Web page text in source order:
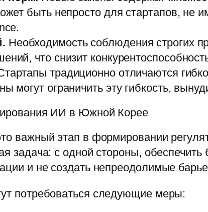
быть непросто для стартапов,
Необходимость соблюдения строгих
что снизит
традиционно отличаются
могут ограничить эту гибкость,
ИИ в Южной Корее
важный этап в формировании
задача: с одной стороны,
и не создать непреодолимые
потребоваться следующие меры: